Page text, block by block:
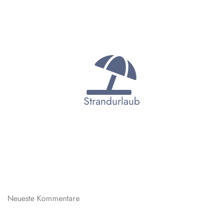
Strandurlaub
Neueste Kommentare